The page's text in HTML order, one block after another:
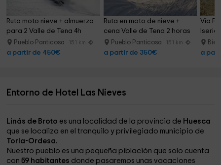
Ruta moto nieve + almuerzo
para 2 Valle de Tena 4h
Pueblo Panticosa 15.1 km
a partir de 450€
Ruta en moto de nieve +
cena Valle de Tena 2 horas
Pueblo Panticosa 15.1 km
a partir de 350€
Vía
a
Entorno de Hotel Las Nieves
Linás de Broto es una localidad de la provincia de Huesca
que se localiza en el tranquilo y privilegiado municipio de
Torla-Ordesa.
Nuestro pueblo es una pequeña piblación que solo cuenta
con 59 habitantes donde pasaremos unas vacaciones